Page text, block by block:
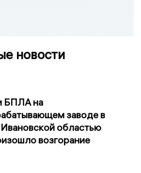
новости
БПЛА на
заводе в
областью
возгорание